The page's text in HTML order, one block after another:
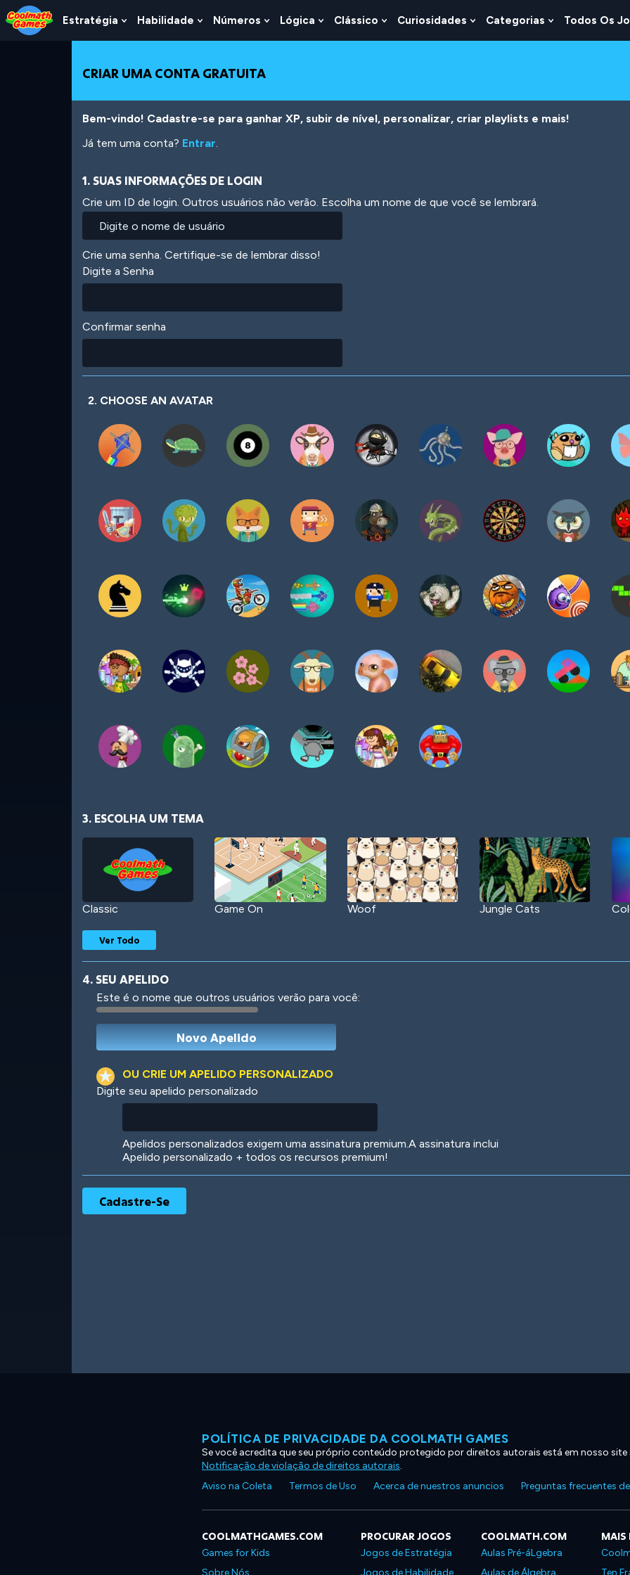
Skip
to
Top
Skip
to
Navigation
Skip
to
Main
Skip
to
Footer
para
Estratégia Show
Submenu
Estratégia
Habilidade Show
Submenu
Habilidade
Números Show
Submenu
Lógica Show
Submenu
Clássico Show
Submenu
Curiosidades Show
Submenu
Categorias Show
Submenu
Todos Os
CRIAR UMA CONTA GRATUITA
Bem-vindo! Cadastre-se para ganhar XP, subir de nível, personalizar, criar playlists e mais!
Já tem uma conta? Entrar.
1. SUAS INFORMAÇÕES DE LOGIN
Crie um ID de login. Outros usuários não verão. Escolha um nome de que você se lembrará.
Crie uma senha. Certifique-se de lembrar disso!
Digite a Senha
Confirmar senha
2. CHOOSE AN AVATAR
3. ESCOLHA UM TEMA
Classic Game On Woof Jungle Cats
Robotic International
Ver Todo
4. SEU APELIDO
Este é o nome que outros usuários verão para você:
OU CRIE UM APELIDO PERSONALIZADO
Digite seu apelido personalizado
Apelidos personalizados exigem uma assinatura premium.A assinatura inclui
Apelido personalizado + todos os recursos premium!
POLÍTICA DE PRIVACIDADE DA COOLMATH GAMES
Se você acredita que seu próprio conteúdo protegido por direitos autorais está em nosso site
Notificação de violação de direitos autorais.
Aviso na Coleta
Termos de Uso Acerca de nuestros anuncios Preguntas frecuentes
COOLMATHGAMES.COM
Games for Kids
Sobre Nós
PROCURAR JOGOS
Jogos de Estratégia
Jogos de Habilidade
COOLMATH.COM
Aulas Pré-áLgebra
Aulas de Álgebra
MAIS
Ten